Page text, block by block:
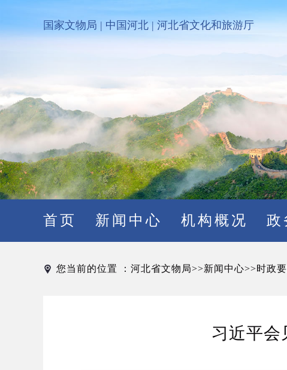
国家文物局 | 中国河北|河北省文化和旅游厅
首页 新闻中心 机构概况 政
您当前的位置 ： 河北省文物局>>新闻中心>>时政
习近平会